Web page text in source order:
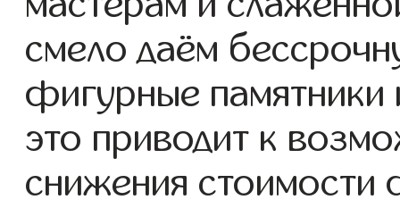
смело даём
фигурные памятники
это приводит к
снижения стоимости